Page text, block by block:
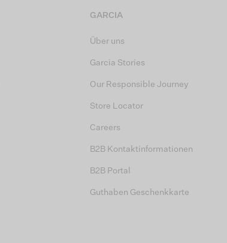
GARCIA
Über uns
Garcia Stories
Our Responsible Journey
Store Locator
Careers
B2B Kontaktinformationen
B2B Portal
Guthaben Geschenkkarte